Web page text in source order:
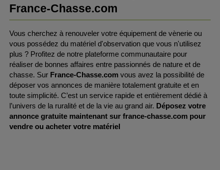
France-Chasse.com
Vous cherchez à renouveler votre équipement de vènerie ou
vous possédez du matériel d'observation que vous n'utilisez
plus ? Profitez de notre plateforme communautaire pour
réaliser de bonnes affaires entre passionnés de nature et de
chasse. Sur France-Chasse.com vous avez la possibilité de
déposer vos annonces de manière totalement gratuite et en
toute simplicité. C’est un service rapide et entièrement dédié à
l’univers de la ruralité et de la vie au grand air. Déposez votre
annonce gratuite maintenant sur france-chasse.com pour
vendre ou acheter votre matériel